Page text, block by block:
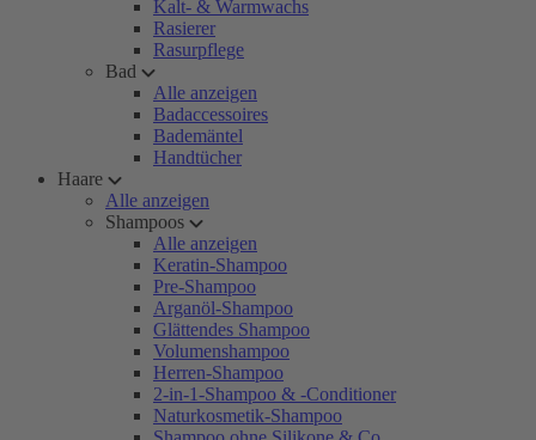
Kalt- & Warmwachs
Rasierer
Rasurpflege
Bad
Alle anzeigen
Badaccessoires
Bademäntel
Handtücher
Haare
Alle anzeigen
Shampoos
Alle anzeigen
Keratin-Shampoo
Pre-Shampoo
Arganöl-Shampoo
Glättendes Shampoo
Volumenshampoo
Herren-Shampoo
2-in-1-Shampoo & -Conditioner
Naturkosmetik-Shampoo